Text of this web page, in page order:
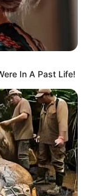
In A Past Life!